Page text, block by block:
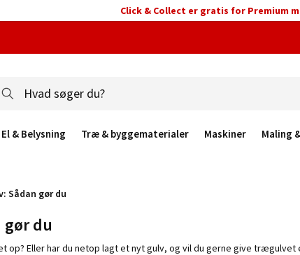
Click & Collect er gratis for Premium
El & Belysning Træ & byggematerialer Maskiner Maling
Sådan gør du
du
Eller har du netop lagt et nyt gulv, og vil du gerne give trægulvet